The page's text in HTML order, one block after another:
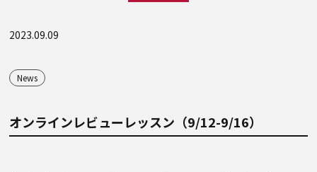
2023.09.09
News
オンラインレビューレッスン（9/12-9/16）